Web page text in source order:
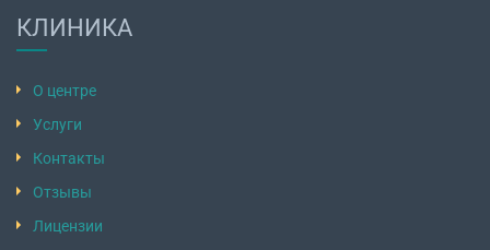
КЛИНИКА
О центре
Услуги
Контакты
Отзывы
Лицензии